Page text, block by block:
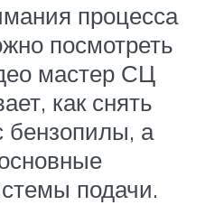
процесса
посмотреть
мастер СЦ
как снять
бензопилы, а
подачи.